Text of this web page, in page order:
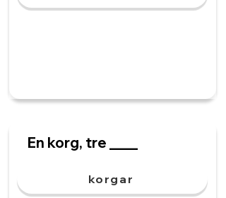
En korg, tre ____
korgar